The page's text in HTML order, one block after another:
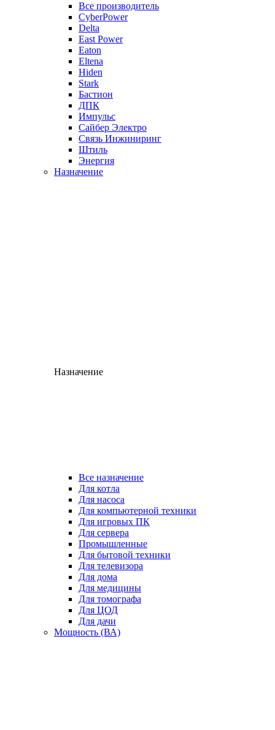
Все производитель
CyberPower
Delta
East Power
Eaton
Eltena
Hiden
Stark
Бастион
ДПК
Импульс
Сайбер Электро
Связь Инжиниринг
Штиль
Энергия
Назначение
Назначение
Все назначение
Для котла
Для насоса
Для компьютерной техники
Для игровых ПК
Для сервера
Промышленные
Для бытовой техники
Для телевизора
Для дома
Для медицины
Для томографа
Для ЦОД
Для дачи
Мощность (ВА)